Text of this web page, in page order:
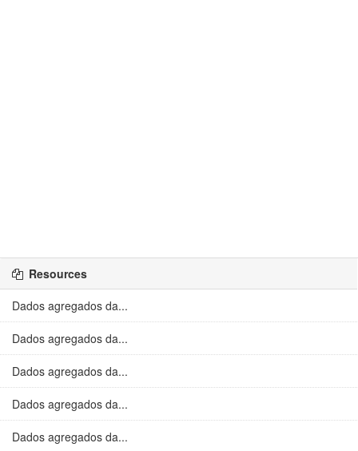
Resources
Dados agregados da...
Dados agregados da...
Dados agregados da...
Dados agregados da...
Dados agregados da...